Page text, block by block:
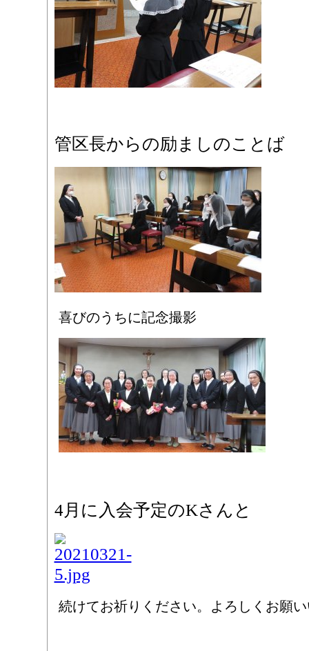
管区長からの励ましのことば
喜びのうちに記念撮影
4月に入会予定のKさんと
続けてお祈りください。よろしくお願